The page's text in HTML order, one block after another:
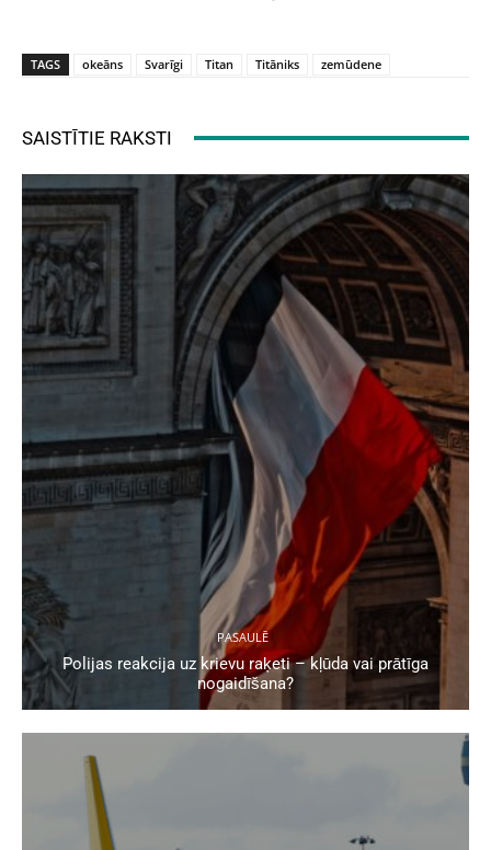
TAGS okeāns Svarīgi Titan Titāniks zemūdene
SAISTĪTIE RAKSTI
PASAULĒ
Polijas reakcija uz krievu raķeti – kļūda vai prātīga
nogaidīšana?